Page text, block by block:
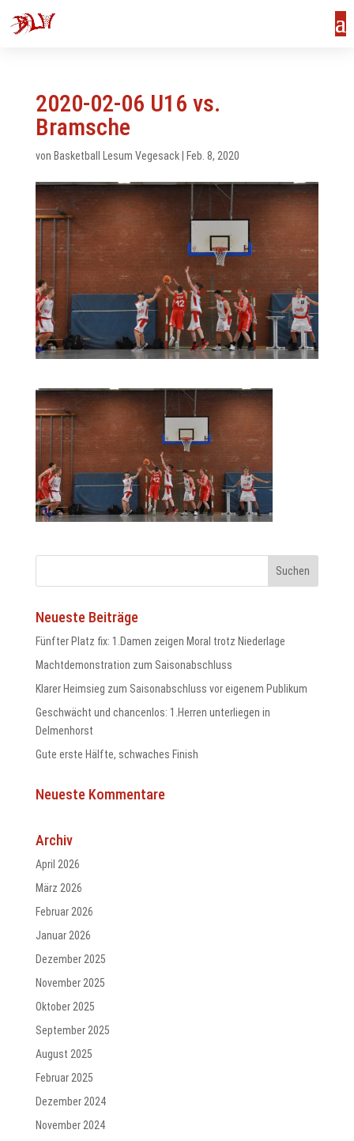
2020-02-06 U16 vs.
Bramsche
von Basketball Lesum Vegesack| Feb. 8, 2020
Neueste Beiträge
Fünfter Platz fix: 1.Damen zeigen Moral trotz Niederlage
Machtdemonstration zum Saisonabschluss
Klarer Heimsieg zum Saisonabschluss vor eigenem Publikum
Geschwächt und chancenlos: 1.Herren unterliegen in
Delmenhorst
Gute erste Hälfte, schwaches Finish
Neueste Kommentare
Archiv
April 2026
März 2026
Februar 2026
Januar 2026
Dezember 2025
November 2025
Oktober 2025
September 2025
August 2025
Februar 2025
Dezember 2024
November 2024